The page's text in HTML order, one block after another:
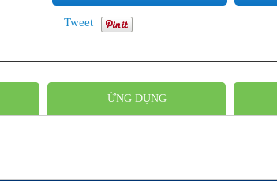
Tweet
ỨNG DỤNG